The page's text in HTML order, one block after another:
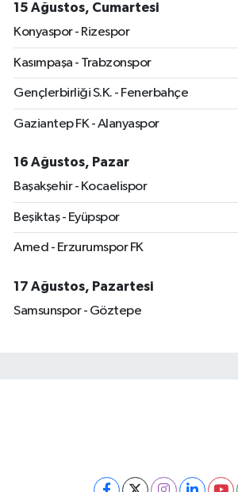
15 Ağustos, Cumartesi
Konyaspor - Rizespor
Kasımpaşa - Trabzonspor
Gençlerbirliği S.K. - Fenerbahçe
Gaziantep FK - Alanyaspor
16 Ağustos, Pazar
Başakşehir - Kocaelispor
Beşiktaş - Eyüpspor
Amed - Erzurumspor FK
17 Ağustos, Pazartesi
Samsunspor - Göztepe